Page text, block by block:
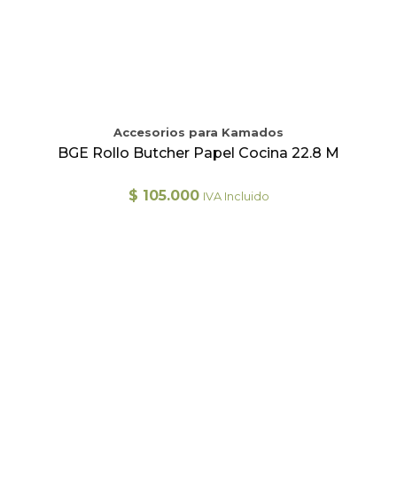
Accesorios para Kamados
BGE Rollo Butcher Papel Cocina 22.8 M
$ 105.000 IVA Incluido